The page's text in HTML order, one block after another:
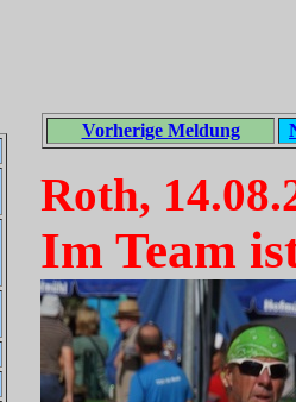
Vorherige Meldung
Roth,
Im Team